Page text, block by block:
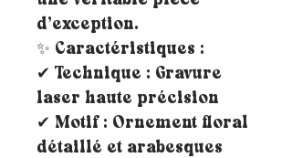
d’exception.
✨ Caractéristiques :
✔ Technique : Gravure
laser haute précision
✔ Motif : Ornement floral
détaillé et arabesques